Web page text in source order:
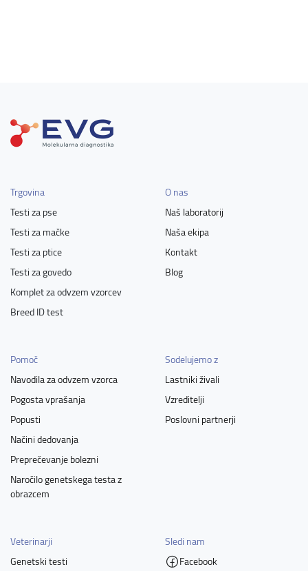
Trgovina
Testi za pse
Testi za mačke
Testi za ptice
Testi za govedo
Komplet za odvzem vzorcev
Breed ID test
O nas
Naš laboratorij
Naša ekipa
Kontakt
Blog
Pomoč
Navodila za odvzem vzorca
Pogosta vprašanja
Popusti
Načini dedovanja
Preprečevanje bolezni
Naročilo genetskega testa z
obrazcem
Sodelujemo z
Lastniki živali
Vzreditelji
Poslovni partnerji
Veterinarji
Genetski testi
Sledi nam
Facebook